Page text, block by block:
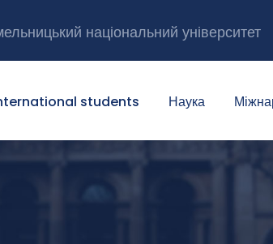
національний університет
students Наука